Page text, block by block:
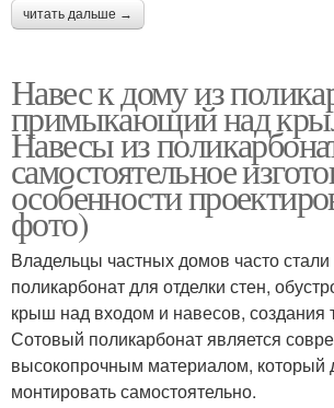
читать дальше →
Навес к дому из
примыкающий над
Навесы из
самостоятельное
особенности
фото)
Владельцы частных домов часто
поликарбонат для отделки стен,
крыш над входом и навесов, создания
Сотовый поликарбонат является
высокопрочным материалом, который
монтировать самостоятельно.